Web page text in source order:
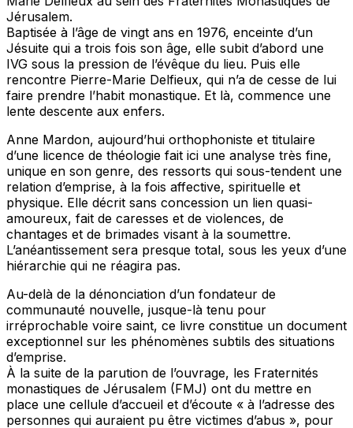
Jérusalem.
Baptisée à l’âge de vingt ans en 1976, enceinte d’un
Jésuite qui a trois fois son âge, elle subit d’abord une
IVG sous la pression de l’évêque du lieu. Puis elle
rencontre Pierre-Marie Delfieux, qui n’a de cesse de lui
faire prendre l’habit monastique. Et là, commence une
lente descente aux enfers.
Anne Mardon, aujourd’hui orthophoniste et titulaire
d’une licence de théologie fait ici une analyse très fine,
unique en son genre, des ressorts qui sous-tendent une
relation d’emprise, à la fois affective, spirituelle et
physique. Elle décrit sans concession un lien quasi-
amoureux, fait de caresses et de violences, de
chantages et de brimades visant à la soumettre.
L’anéantissement sera presque total, sous les yeux d’une
hiérarchie qui ne réagira pas.
Au-delà de la dénonciation d’un fondateur de
communauté nouvelle, jusque-là tenu pour
irréprochable voire saint, ce livre constitue un document
exceptionnel sur les phénomènes subtils des situations
d’emprise.
À la suite de la parution de l’ouvrage, les Fraternités
monastiques de Jérusalem (FMJ) ont du mettre en
place une cellule d’accueil et d’écoute « à l’adresse des
personnes qui auraient pu être victimes d’abus », pour